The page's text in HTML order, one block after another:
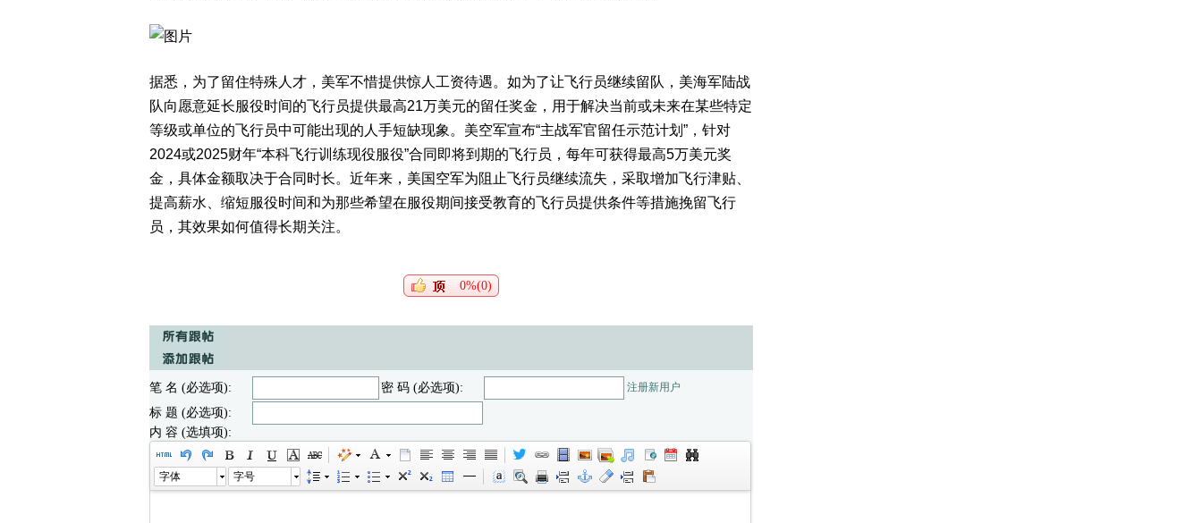
据悉，为了留住特殊人才，美军不惜提供惊人工资待遇。如为了让飞行员继续留队，美海军陆战
队向愿意延长服役时间的飞行员提供最高21万美元的留任奖金，用于解决当前或未来在某些特定
等级或单位的飞行员中可能出现的人手短缺现象。美空军宣布“主战军官留任示范计划”，针对
2024或2025财年“本科飞行训练现役服役”合同即将到期的飞行员，每年可获得最高5万美元奖
金，具体金额取决于合同时长。近年来，美国空军为阻止飞行员继续流失，采取增加飞行津贴、
提高薪水、缩短服役时间和为那些希望在服役期间接受教育的飞行员提供条件等措施挽留飞行
员，其效果如何值得长期关注。
0%(0)
笔 名 (必选项): 密 码 (必选项): 注册新用户
标 题 (必选项):
内 容 (选填项):
字体 字号